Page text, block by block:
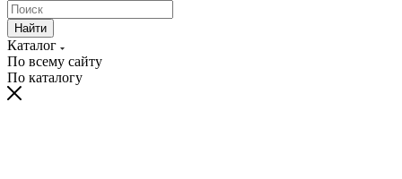
Найти
Каталог
По всему сайту
По каталогу